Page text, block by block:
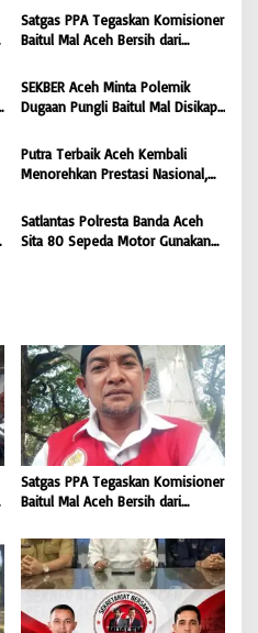
Satgas PPA Tegaskan Komisioner
Baitul Mal Aceh Bersih dari
Masyarakat Diminta Hentikan
Penyebaran Hoaks | BONGKAR
‘Perkara.com
SEKBER Aceh Minta Polemik
Dugaan Pungli Baitul Mal Disikapi
Hukum terhadap Oknum |
BONGKAR ‘Perkara.com
Putra Terbaik Aceh Kembali
Menorehkan Prestasi Nasional,
Dipromosikan Menjadi
Koordinator JAM Pidum
Kejaksaan Agung RI |
Satlantas Polresta Banda Aceh
Sita 80 Sepeda Motor Gunakan
Satgas PPA Tegaskan Komisioner
Baitul Mal Aceh Bersih dari
Masyarakat Diminta Hentikan
Penyebaran Hoaks | BONGKAR
‘Perkara.com